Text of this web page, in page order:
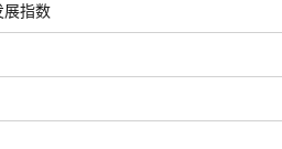
展指数